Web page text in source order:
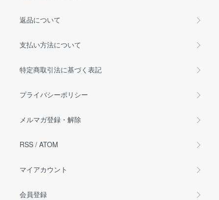
返品について
支払い方法について
特定商取引法に基づく表記
プライバシーポリシー
メルマガ登録・解除
RSS / ATOM
マイアカウント
会員登録